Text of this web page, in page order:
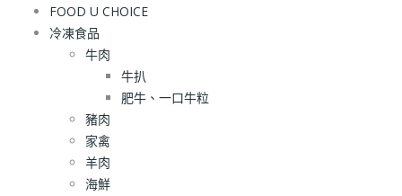
FOOD U CHOICE
冷凍食品
牛肉
牛扒
肥牛、一口牛粒
豬肉
家禽
羊肉
海鮮